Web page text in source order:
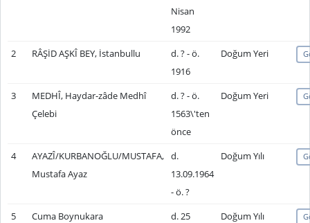
Nisan
1992
2 RÂŞİD AŞKÎ BEY, İstanbullu
d. ? - ö.
1916
Doğum Yeri
3
MEDHÎ, Haydar-zâde Medhî
Çelebi
d. ? - ö.
1563\'ten
önce
Doğum Yeri
4
AYAZÎ/KURBANOĞLU/MUSTAFA,
Mustafa Ayaz
d.
13.09.1964
- ö. ?
Doğum Yılı
5 Cuma Boynukara
d. 25
Doğum Yılı